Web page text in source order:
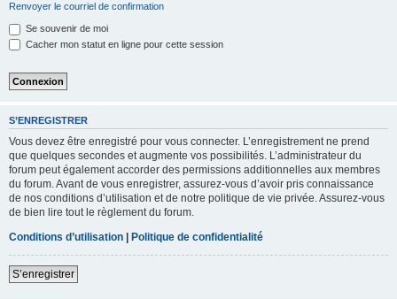
Renvoyer le courriel de confirmation
Se souvenir de moi
Cacher mon statut en ligne pour cette session
S’ENREGISTRER
Vous devez être enregistré pour vous connecter. L’enregistrement ne prend
que quelques secondes et augmente vos possibilités. L’administrateur du
forum peut également accorder des permissions additionnelles aux membres
du forum. Avant de vous enregistrer, assurez-vous d’avoir pris connaissance
de nos conditions d’utilisation et de notre politique de vie privée. Assurez-vous
de bien lire tout le règlement du forum.
Conditions d’utilisation | Politique de confidentialité
S’enregistrer